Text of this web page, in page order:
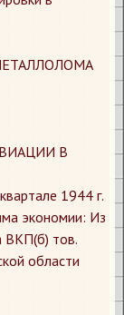
В
1944 г.
экономии: Из
ВКП(б) тов.
области